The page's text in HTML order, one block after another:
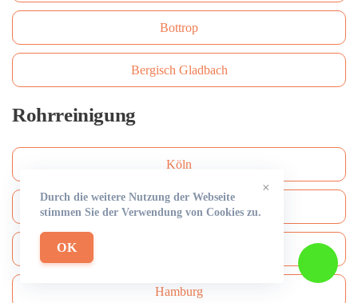
Bottrop
Bergisch Gladbach
Rohrreinigung
Köln
Düsseldorf
Hamburg
×
Durch die weitere Nutzung der Webseite
stimmen Sie der Verwendung von Cookies zu.
OK